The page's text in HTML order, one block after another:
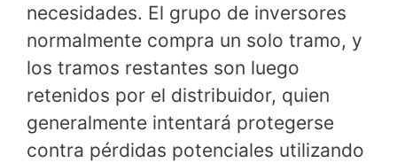
necesidades. El grupo de inversores
normalmente compra un solo tramo, y
los tramos restantes son luego
retenidos por el distribuidor, quien
generalmente intentará protegerse
contra pérdidas potenciales utilizando